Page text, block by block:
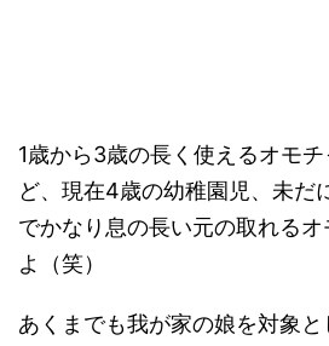
1歳から3歳の長く使えるオモ
ど、現在4歳の幼稚園児、未だ
でかなり息の長い元の取れる
よ（笑）
あくまでも我が家の娘を対象